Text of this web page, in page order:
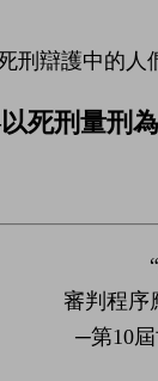
刑辯護中的人
死刑量刑
審判程序
─第10